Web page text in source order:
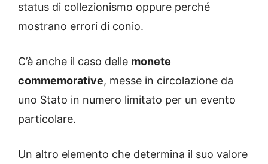
status di collezionismo oppure perché
mostrano errori di conio.
C’è anche il caso delle monete
commemorative, messe in circolazione da
uno Stato in numero limitato per un evento
particolare.
Un altro elemento che determina il suo valore